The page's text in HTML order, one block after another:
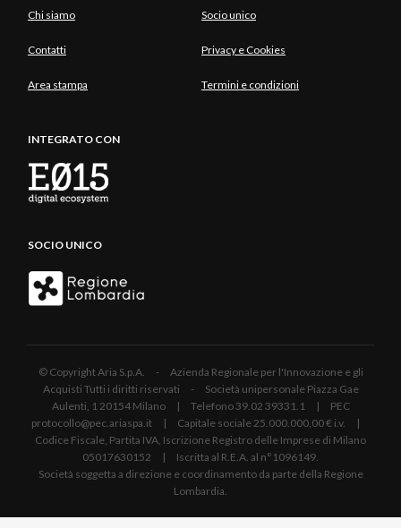
Chi siamo Socio unico
Contatti Privacy e Cookies
Area stampa Termini e condizioni
INTEGRATO CON
SOCIO UNICO
© Copyright Aria S.p.A. - Azienda Regionale per l'Innovazione e gli
Acquisti Tutti i diritti riservati - Società unipersonale Piazza Gae
Aulenti, 1 20154 Milano | Telefono 39.02 39331.1 | PEC
protocollo@pec.ariaspa.it | Capitale sociale 25.000.000,00 € i.v. |
Codice Fiscale, Partita IVA, Iscrizione Registro delle Imprese di Milano
05017630152 | Iscritta al R.E.A. al n°1096149.
Società soggetta a direzione e coordinamento da parte della Regione
Lombardia.